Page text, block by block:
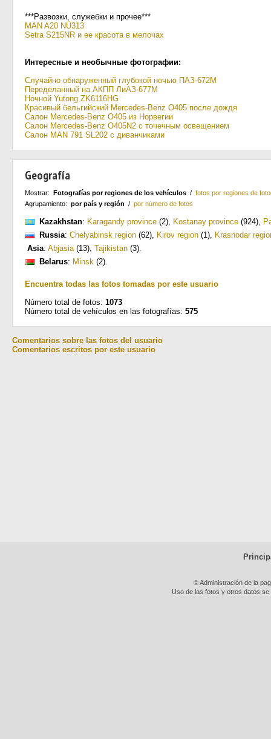
***Развозки, служебки и прочее***
MAN A20 NÜ313
Setra S215NR и ее красота в мелочах
Интересные и необычные фотографии:
Случайно обнаруженный глубокой ночью ПАЗ-672М
Переделанный на АКПП ЛиАЗ-677М
Ночной Yutong ZK6116HG
Красивый бельгийский Mercedes-Benz O405 после дождя
Салон Mercedes-Benz O405 из Норвегии
Салон Mercedes-Benz O405N2 с точечным освещением
Салон MAN 791 SL202 с диванчиками
Geografía
Mostrar: Fotografías por regiones de los vehículos / fotos por regiones de
Agrupamiento: por país y región / por número de fotos
Kazakhstan: Karagandy province (2), Kostanay province (924),
Russia: Chelyabinsk region (62), Kirov region (1), Krasnodar
Asia: Abjasia(13), Tajikistan (3).
Belarus: Minsk (2).
Encuentra todas las fotos tomadas por este usuario
Número total de fotos: 1073
Número total de vehículos en las fotografías: 575
Comentarios sobre las fotos del usuario
Comentarios escritos por este usuario
© Administración de la
Uso de las fotos y otros datos